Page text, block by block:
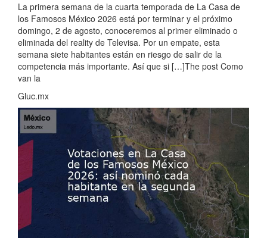
La primera semana de la cuarta temporada de La Casa de
los Famosos México 2026 está por terminar y el próximo
domingo, 2 de agosto, conoceremos al primer eliminado o
eliminada del reality de Televisa. Por un empate, esta
semana siete habitantes están en riesgo de salir de la
competencia más importante. Así que si […]The post Como
van la
Gluc.mx